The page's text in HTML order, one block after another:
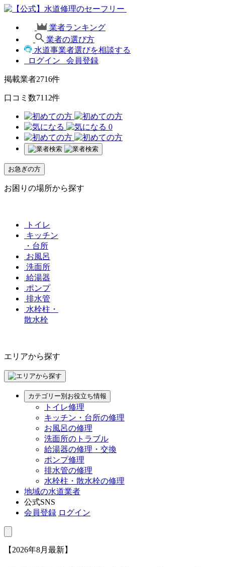
業者ランキング
業者の選び方
水道事業者選びを相談する
ログイン
会員登録
掲載業者2716件
口コミ数7112件
0
お急ぎの方
お困りの場所から探す
トイレ
キッチン
・台所
お風呂
洗面所
給湯器
ポンプ
排水管
水栓柱・
散水栓
エリアから探す
カテゴリー別お役立ち情報
トイレ修理
キッチン・台所の修理
お風呂の修理
洗面所のトラブル
給湯器の修理・交換
ポンプ修理
排水管の修理
水栓柱・散水栓の修理
地域の水道業者
公式SNS
会員登録 ログイン
【2026年8月最新】